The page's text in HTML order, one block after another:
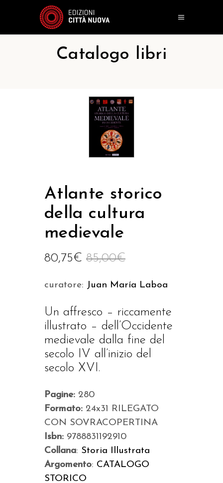
Catalogo libri
Atlante storico
della cultura
medievale
85,00€
80,75€
curatore: Juan María Laboa
Un affresco – riccamente
illustrato – dell’Occidente
medievale dalla fine del
secolo IV all’inizio del
secolo XVI.
Pagine: 280
Formato: 24x31 RILEGATO
CON SOVRACOPERTINA
Isbn: 9788831192910
Collana: Storia Illustrata
Argomento: CATALOGO
STORICO